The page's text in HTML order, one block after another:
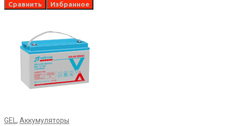
Сравнить Избранное
GEL, Аккумуляторы